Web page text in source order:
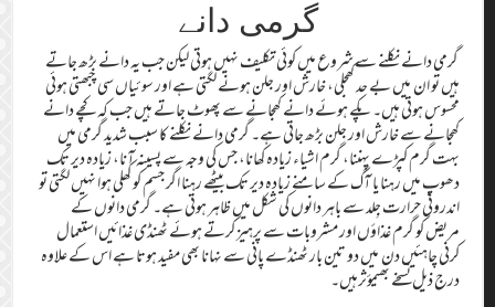
گرمی دانے
گرمی دانے نکلنے سے شروع میں کوئی تکلیف نہیں ہوتی لیکن جب یہ دانے بڑھ جاتے
ہیں تو ان میں بے حد کھجلی، خارش اور جلن ہونے لگتی ہے اور سوئیاں سی چبھتی ہوئی
محسوس ہوتی ہیں۔ پکے ہوئے دانے کھجانے سے پھوٹ جاتے ہیں جب کہ کچے دانے
کھجانے سے خارش اور جلن بڑھ جاتی ہے۔ گرمی دانے نکلنے کا سبب شدید گرمی میں
بہت گرم کپڑے پہننا، گرم اشیاء زیادہ کھانا، جس کی وجہ سے پسینہ آنا، زیادہ دیر تک
دھوپ میں رہنا یا آگ کے سامنے زیادہ دیر تک بیٹھے رہنا اگر جسم کو کھلی ہوا نہیں لگتی تو
اندرونی حرارت جِلد سے باہر دانوں کی شکل میں ظاہر ہوتی ہے۔ گرمی دانوں کے
مریض کو گرم غذاؤں اور مشروبات سے پرہیز کرتے ہوئے ٹھنڈی غذائیں استعمال
کرنی چاہئیں دن میں دو تین بار ٹھنڈے پانی سے نہانا بھی مفید ہوتا ہے اس کے علاوہ
درج ذیل نسخے بھیمؤثرہیں۔